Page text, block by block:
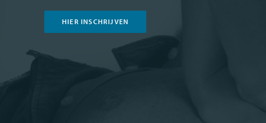
HIER INSCHRIJVEN